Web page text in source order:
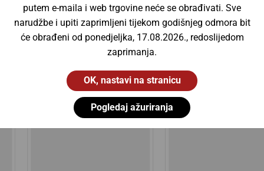
putem e-maila i web trgovine neće se obrađivati. Sve
narudžbe i upiti zaprimljeni tijekom godišnjeg odmora bit
će obrađeni od ponedjeljka, 17.08.2026., redoslijedom
zaprimanja.
OK, nastavi na stranicu
Pogledaj ažuriranja
Slični proizvodi